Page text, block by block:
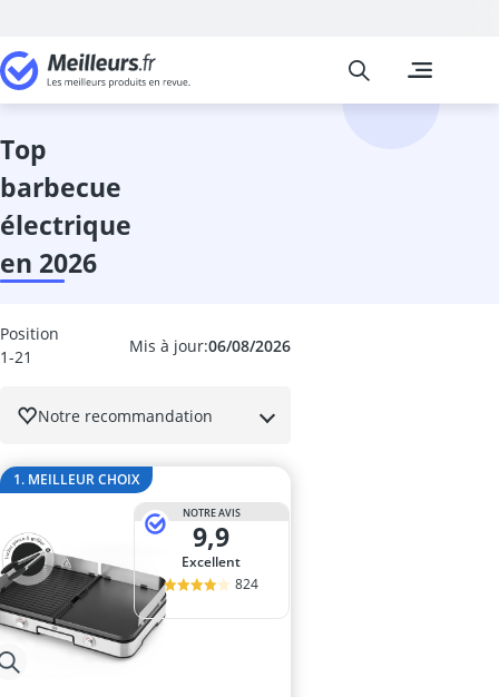
Jardin
abri de jardin
Meilleurs
top
barbecue
électrique
en 2026
Mis à jour:06/08/2026
Position
1-21
Notre recommandation
1. MEILLEUR CHOIX
NOTRE AVIS
9,9
Excellent
824